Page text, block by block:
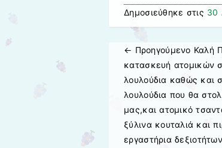
Δημοσιεύθηκε στις 30
Πλοήγηση
← Προηγούμενo Καλή
κατασκευή ατομικών
λουλούδια καθώς και
λουλούδια που θα
μας,και ατομικό
ξύλινα κουταλιά και
εργαστήρια